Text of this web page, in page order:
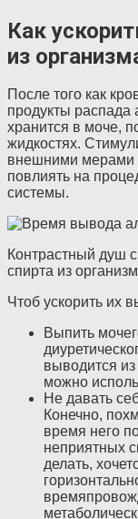
Как
из
После того как
продукты распада
хранится в моче,
жидкостях.
внешними мерами
повлиять на
системы.
Контрастный душ
спирта из
Чтоб ускорить их
Выпить
выводится
можно
Не давать
Конечно,
время него
неприятных
делать,